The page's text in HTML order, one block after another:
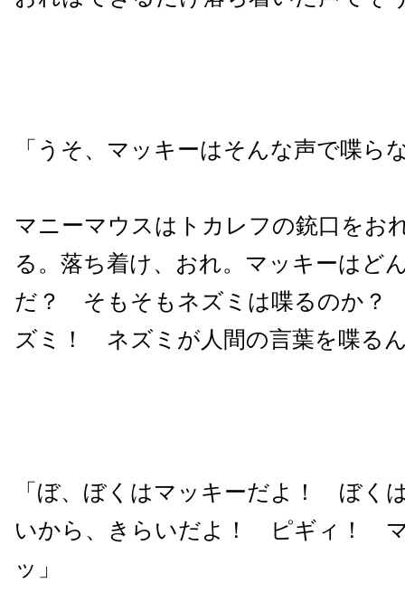
「うそ、マッキーはそんな声で喋ら
マニーマウスはトカレフの銃口をお
る。落ち着け、おれ。マッキーはど
だ？ そもそもネズミは喋るのか？
ズミ！ ネズミが人間の言葉を喋る
「ぼ、ぼくはマッキーだよ！ ぼく
いから、きらいだよ！ ピギィ！
ッ」